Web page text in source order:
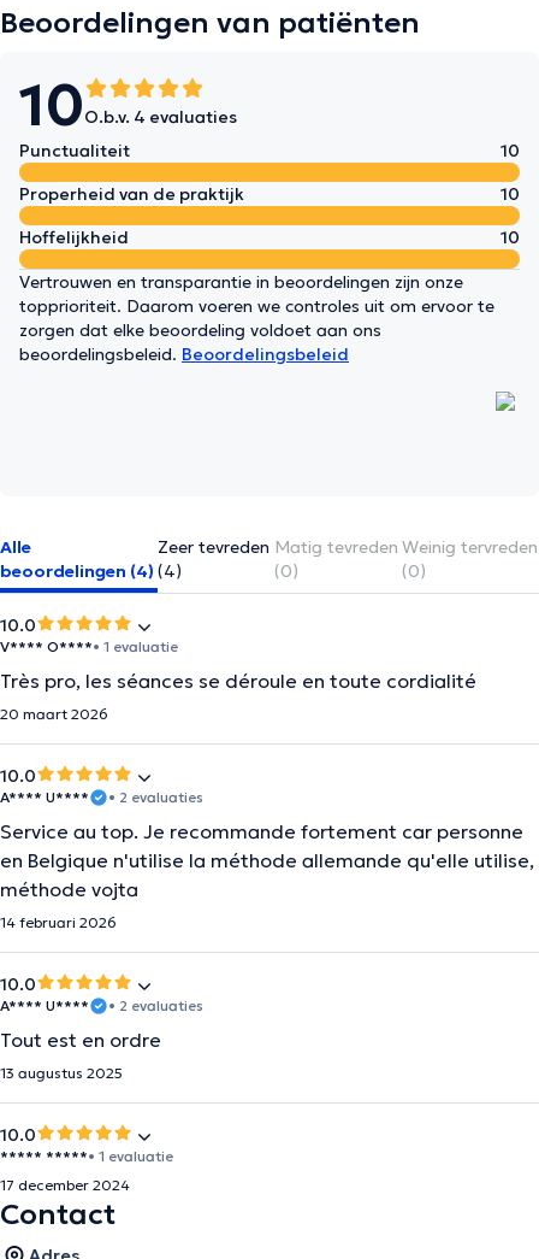
Beoordelingen van patiënten
10O.b.v. 4 evaluaties
Punctualiteit
10
Properheid van de praktijk
10
Hoffelijkheid
10
Vertrouwen en transparantie in beoordelingen zijn onze
topprioriteit. Daarom voeren we controles uit om ervoor te
zorgen dat elke beoordeling voldoet aan ons
beoordelingsbeleid. Beoordelingsbeleid
Alle
beoordelingen (4)
Zeer tevreden
(4)
Matig tevreden
(0)
Weinig tervreden
(0)
10.0
V**** O****• 1 evaluatie
Très pro, les séances se déroule en toute cordialité
20 maart 2026
10.0
A**** U**** • 2 evaluaties
Service au top. Je recommande fortement car personne
en Belgique n'utilise la méthode allemande qu'elle utilise,
méthode vojta
14 februari 2026
10.0
A**** U**** • 2 evaluaties
Tout est en ordre
13 augustus 2025
10.0
***** *****• 1 evaluatie
17 december 2024
Contact